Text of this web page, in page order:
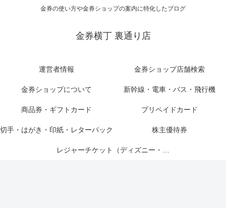
金券の使い方や金券ショップの案内に特化したブログ
金券横丁 裏通り店
運営者情報 金券ショップ店舗検索
金券ショップについて 新幹線・電車・バス・飛行機
商品券・ギフトカード プリペイドカード
切手・はがき・印紙・レターパック 株主優待券
レジャーチケット（ディズニー・USJ他）